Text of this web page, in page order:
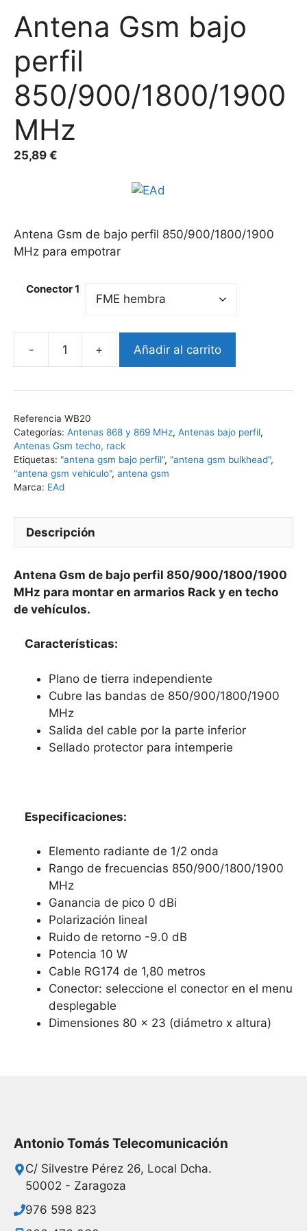
Antena Gsm bajo
perfil
850/900/1800/1900
MHz
25,89 €
Antena Gsm de bajo perfil 850/900/1800/1900
MHz para empotrar
Conector 1
Antena
bajo
850/900/1800/1900
MHz
cantidad
Añadir al carrito
Referencia WB20
Categorías: Antenas 868 y 869 MHz, Antenas bajo perfil,
Antenas Gsm techo, rack
Etiquetas: "antena gsm bajo perfil", "antena gsm bulkhead",
"antena gsm vehiculo", antena gsm
Marca: EAd
Descripción
Antena Gsm de bajo perfil 850/900/1800/1900
MHz para montar en armarios Rack y en techo
de vehículos.
Características:
Plano de tierra independiente
Cubre las bandas de 850/900/1800/1900
MHz
Salida del cable por la parte inferior
Sellado protector para intemperie
Especificaciones:
Elemento radiante de 1/2 onda
Rango de frecuencias 850/900/1800/1900
MHz
Ganancia de pico 0 dBi
Polarización lineal
Ruido de retorno -9.0 dB
Potencia 10 W
Cable RG174 de 1,80 metros
Conector: seleccione el conector en el menu
desplegable
Dimensiones 80 x 23 (diámetro x altura)
Antonio Tomás Telecomunicación
C/ Silvestre Pérez 26, Local Dcha.
50002 - Zaragoza
976 598 823